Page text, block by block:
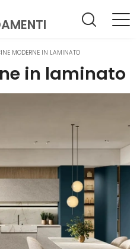
MODERNE IN LAMINATO
in laminato